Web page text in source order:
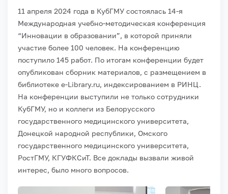
11 апреля 2024 года в КубГМУ состоялась 14-я
Международная учебно-методическая конференция
“Инновации в образовании”, в которой приняли
участие более 100 человек. На конференцию
поступило 145 работ. По итогам конференции будет
опубликован сборник материалов, с размещением в
библиотеке e-Library.ru, индексированием в РИНЦ.
На конференции выступили не только сотрудники
КубГМУ, но и коллеги из Белорусского
государственного медицинского университета,
Донецкой народной республики, Омского
государственного медицинского университета,
РостГМУ, КГУФКСиТ. Все доклады вызвали живой
интерес, было много вопросов.